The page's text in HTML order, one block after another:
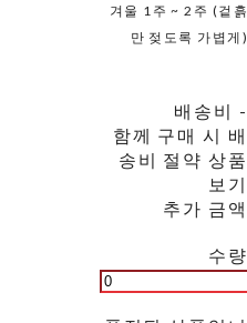
겨울 1주 ~ 2주 (겉흙
만 젖도록 가볍게)
배송비 -
함께 구매 시 배
송비 절약 상품
보기
추가 금액
수량